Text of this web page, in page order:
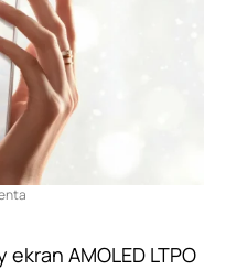
AMOLED LTPO